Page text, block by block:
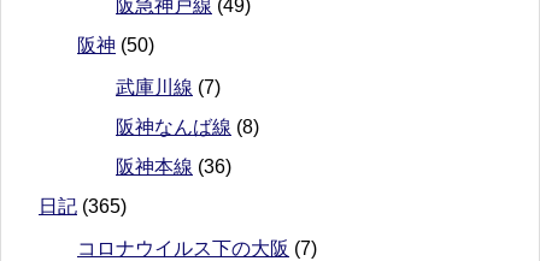
阪急神戸線 (49)
阪神 (50)
武庫川線 (7)
阪神なんば線 (8)
阪神本線 (36)
日記 (365)
コロナウイルス下の大阪 (7)